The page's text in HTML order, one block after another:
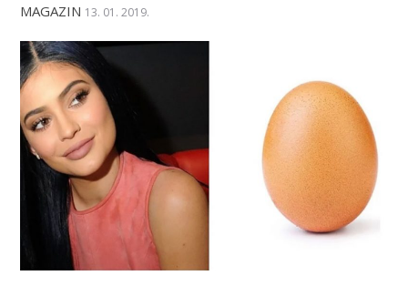
MAGAZIN 13. 01. 2019.